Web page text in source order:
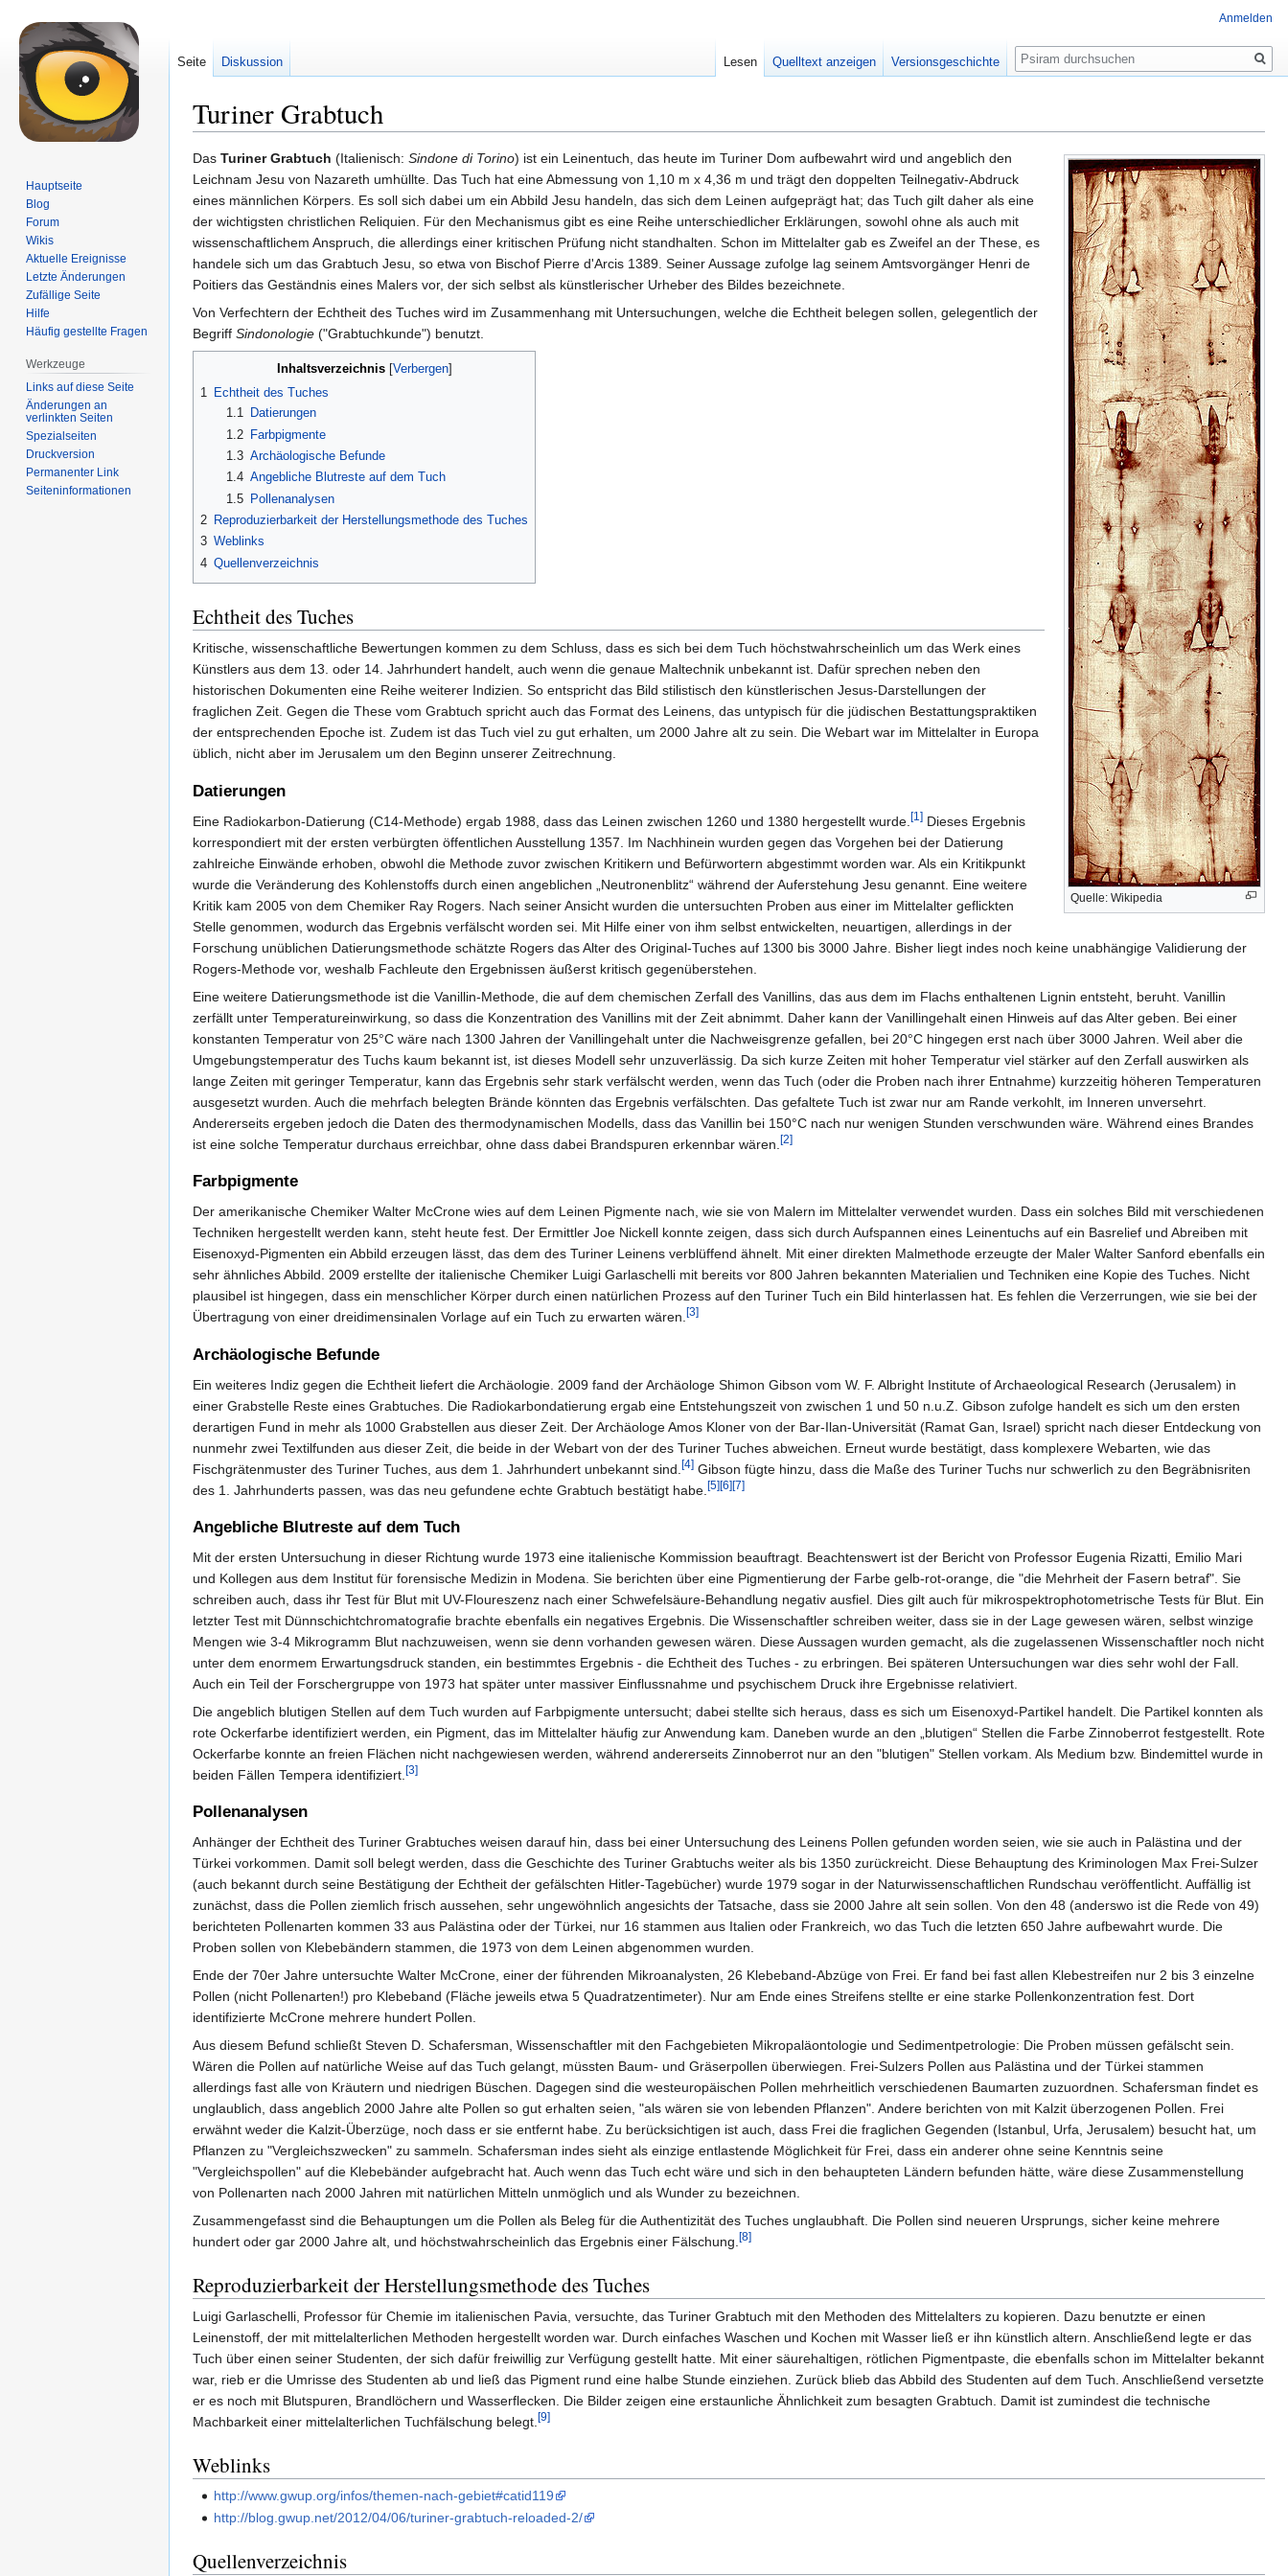
Turiner Grabtuch
Zur
Navigation
springen
Zur
Suche
springen
Quelle: Wikipedia
Das Turiner Grabtuch (Italienisch: Sindone di Torino) ist ein Leinentuch, das heute im Turiner Dom aufbewahrt wird und angeblich den
Leichnam Jesu von Nazareth umhüllte. Das Tuch hat eine Abmessung von 1,10 m x 4,36 m und trägt den doppelten Teilnegativ-Abdruck
eines männlichen Körpers. Es soll sich dabei um ein Abbild Jesu handeln, das sich dem Leinen aufgeprägt hat; das Tuch gilt daher als eine
der wichtigsten christlichen Reliquien. Für den Mechanismus gibt es eine Reihe unterschiedlicher Erklärungen, sowohl ohne als auch mit
wissenschaftlichem Anspruch, die allerdings einer kritischen Prüfung nicht standhalten. Schon im Mittelalter gab es Zweifel an der These, es
handele sich um das Grabtuch Jesu, so etwa von Bischof Pierre d'Arcis 1389. Seiner Aussage zufolge lag seinem Amtsvorgänger Henri de
Poitiers das Geständnis eines Malers vor, der sich selbst als künstlerischer Urheber des Bildes bezeichnete.
Von Verfechtern der Echtheit des Tuches wird im Zusammenhang mit Untersuchungen, welche die Echtheit belegen sollen, gelegentlich der
Begriff Sindonologie ("Grabtuchkunde") benutzt.
Inhaltsverzeichnis
1 Echtheit des Tuches
1.1
Datierungen
1.2
Farbpigmente
1.3 Archäologische Befunde
1.4 Angebliche Blutreste auf dem Tuch
1.5
Pollenanalysen
2 Reproduzierbarkeit der Herstellungsmethode des Tuches
3 Weblinks
4 Quellenverzeichnis
Echtheit des Tuches
Kritische, wissenschaftliche Bewertungen kommen zu dem Schluss, dass es sich bei dem Tuch höchstwahrscheinlich um das Werk eines
Künstlers aus dem 13. oder 14. Jahrhundert handelt, auch wenn die genaue Maltechnik unbekannt ist. Dafür sprechen neben den
historischen Dokumenten eine Reihe weiterer Indizien. So entspricht das Bild stilistisch den künstlerischen Jesus-Darstellungen der
fraglichen Zeit. Gegen die These vom Grabtuch spricht auch das Format des Leinens, das untypisch für die jüdischen Bestattungspraktiken
der entsprechenden Epoche ist. Zudem ist das Tuch viel zu gut erhalten, um 2000 Jahre alt zu sein. Die Webart war im Mittelalter in Europa
üblich, nicht aber im Jerusalem um den Beginn unserer Zeitrechnung.
Datierungen
Eine Radiokarbon-Datierung (C14-Methode) ergab 1988, dass das Leinen zwischen 1260 und 1380 hergestellt wurde. [1] Dieses Ergebnis
korrespondiert mit der ersten verbürgten öffentlichen Ausstellung 1357. Im Nachhinein wurden gegen das Vorgehen bei der Datierung
zahlreiche Einwände erhoben, obwohl die Methode zuvor zwischen Kritikern und Befürwortern abgestimmt worden war. Als ein Kritikpunkt
wurde die Veränderung des Kohlenstoffs durch einen angeblichen „Neutronenblitz“ während der Auferstehung Jesu genannt. Eine weitere
Kritik kam 2005 von dem Chemiker Ray Rogers. Nach seiner Ansicht wurden die untersuchten Proben aus einer im Mittelalter geflickten
Stelle genommen, wodurch das Ergebnis verfälscht worden sei. Mit Hilfe einer von ihm selbst entwickelten, neuartigen, allerdings in der
Forschung unüblichen Datierungsmethode schätzte Rogers das Alter des Original-Tuches auf 1300 bis 3000 Jahre. Bisher liegt indes noch keine unabhängige Validierung der
Rogers-Methode vor, weshalb Fachleute den Ergebnissen äußerst kritisch gegenüberstehen.
Eine weitere Datierungsmethode ist die Vanillin-Methode, die auf dem chemischen Zerfall des Vanillins, das aus dem im Flachs enthaltenen Lignin entsteht, beruht. Vanillin
zerfällt unter Temperatureinwirkung, so dass die Konzentration des Vanillins mit der Zeit abnimmt. Daher kann der Vanillingehalt einen Hinweis auf das Alter geben. Bei einer
konstanten Temperatur von 25°C wäre nach 1300 Jahren der Vanillingehalt unter die Nachweisgrenze gefallen, bei 20°C hingegen erst nach über 3000 Jahren. Weil aber die
Umgebungstemperatur des Tuchs kaum bekannt ist, ist dieses Modell sehr unzuverlässig. Da sich kurze Zeiten mit hoher Temperatur viel stärker auf den Zerfall auswirken als
lange Zeiten mit geringer Temperatur, kann das Ergebnis sehr stark verfälscht werden, wenn das Tuch (oder die Proben nach ihrer Entnahme) kurzzeitig höheren Temperaturen
ausgesetzt wurden. Auch die mehrfach belegten Brände könnten das Ergebnis verfälschten. Das gefaltete Tuch ist zwar nur am Rande verkohlt, im Inneren unversehrt.
Andererseits ergeben jedoch die Daten des thermodynamischen Modells, dass das Vanillin bei 150°C nach nur wenigen Stunden verschwunden wäre. Während eines Brandes
ist eine solche Temperatur durchaus erreichbar, ohne dass dabei Brandspuren erkennbar wären. [2]
Farbpigmente
Der amerikanische Chemiker Walter McCrone wies auf dem Leinen Pigmente nach, wie sie von Malern im Mittelalter verwendet wurden. Dass ein solches Bild mit verschiedenen
Techniken hergestellt werden kann, steht heute fest. Der Ermittler Joe Nickell konnte zeigen, dass sich durch Aufspannen eines Leinentuchs auf ein Basrelief und Abreiben mit
Eisenoxyd-Pigmenten ein Abbild erzeugen lässt, das dem des Turiner Leinens verblüffend ähnelt. Mit einer direkten Malmethode erzeugte der Maler Walter Sanford ebenfalls ein
sehr ähnliches Abbild. 2009 erstellte der italienische Chemiker Luigi Garlaschelli mit bereits vor 800 Jahren bekannten Materialien und Techniken eine Kopie des Tuches. Nicht
plausibel ist hingegen, dass ein menschlicher Körper durch einen natürlichen Prozess auf den Turiner Tuch ein Bild hinterlassen hat. Es fehlen die Verzerrungen, wie sie bei der
Übertragung von einer dreidimensinalen Vorlage auf ein Tuch zu erwarten wären.[3]
Archäologische Befunde
Ein weiteres Indiz gegen die Echtheit liefert die Archäologie. 2009 fand der Archäologe Shimon Gibson vom W. F. Albright Institute of Archaeological Research (Jerusalem) in
einer Grabstelle Reste eines Grabtuches. Die Radiokarbondatierung ergab eine Entstehungszeit von zwischen 1 und 50 n.u.Z. Gibson zufolge handelt es sich um den ersten
derartigen Fund in mehr als 1000 Grabstellen aus dieser Zeit. Der Archäologe Amos Kloner von der Bar-Ilan-Universität (Ramat Gan, Israel) spricht nach dieser Entdeckung von
nunmehr zwei Textilfunden aus dieser Zeit, die beide in der Webart von der des Turiner Tuches abweichen. Erneut wurde bestätigt, dass komplexere Webarten, wie das
Fischgrätenmuster des Turiner Tuches, aus dem 1. Jahrhundert unbekannt sind. [4] Gibson fügte hinzu, dass die Maße des Turiner Tuchs nur schwerlich zu den Begräbnisriten
des 1. Jahrhunderts passen, was das neu gefundene echte Grabtuch bestätigt habe. [5][6][7]
Angebliche Blutreste auf dem Tuch
Mit der ersten Untersuchung in dieser Richtung wurde 1973 eine italienische Kommission beauftragt. Beachtenswert ist der Bericht von Professor Eugenia Rizatti, Emilio Mari
und Kollegen aus dem Institut für forensische Medizin in Modena. Sie berichten über eine Pigmentierung der Farbe gelb-rot-orange, die "die Mehrheit der Fasern betraf". Sie
schreiben auch, dass ihr Test für Blut mit UV-Floureszenz nach einer Schwefelsäure-Behandlung negativ ausfiel. Dies gilt auch für mikrospektrophotometrische Tests für Blut. Ein
letzter Test mit Dünnschichtchromatografie brachte ebenfalls ein negatives Ergebnis. Die Wissenschaftler schreiben weiter, dass sie in der Lage gewesen wären, selbst winzige
Mengen wie 3-4 Mikrogramm Blut nachzuweisen, wenn sie denn vorhanden gewesen wären. Diese Aussagen wurden gemacht, als die zugelassenen Wissenschaftler noch nicht
unter dem enormem Erwartungsdruck standen, ein bestimmtes Ergebnis - die Echtheit des Tuches - zu erbringen. Bei späteren Untersuchungen war dies sehr wohl der Fall.
Auch ein Teil der Forschergruppe von 1973 hat später unter massiver Einflussnahme und psychischem Druck ihre Ergebnisse relativiert.
Die angeblich blutigen Stellen auf dem Tuch wurden auf Farbpigmente untersucht; dabei stellte sich heraus, dass es sich um Eisenoxyd-Partikel handelt. Die Partikel konnten als
rote Ockerfarbe identifiziert werden, ein Pigment, das im Mittelalter häufig zur Anwendung kam. Daneben wurde an den „blutigen“ Stellen die Farbe Zinnoberrot festgestellt. Rote
Ockerfarbe konnte an freien Flächen nicht nachgewiesen werden, während andererseits Zinnoberrot nur an den "blutigen" Stellen vorkam. Als Medium bzw. Bindemittel wurde in
beiden Fällen Tempera identifiziert. [3]
Pollenanalysen
Anhänger der Echtheit des Turiner Grabtuches weisen darauf hin, dass bei einer Untersuchung des Leinens Pollen gefunden worden seien, wie sie auch in Palästina und der
Türkei vorkommen. Damit soll belegt werden, dass die Geschichte des Turiner Grabtuchs weiter als bis 1350 zurückreicht. Diese Behauptung des Kriminologen Max Frei-Sulzer
(auch bekannt durch seine Bestätigung der Echtheit der gefälschten Hitler-Tagebücher) wurde 1979 sogar in der Naturwissenschaftlichen Rundschau veröffentlicht. Auffällig ist
zunächst, dass die Pollen ziemlich frisch aussehen, sehr ungewöhnlich angesichts der Tatsache, dass sie 2000 Jahre alt sein sollen. Von den 48 (anderswo ist die Rede von 49)
berichteten Pollenarten kommen 33 aus Palästina oder der Türkei, nur 16 stammen aus Italien oder Frankreich, wo das Tuch die letzten 650 Jahre aufbewahrt wurde. Die
Proben sollen von Klebebändern stammen, die 1973 von dem Leinen abgenommen wurden.
Ende der 70er Jahre untersuchte Walter McCrone, einer der führenden Mikroanalysten, 26 Klebeband-Abzüge von Frei. Er fand bei fast allen Klebestreifen nur 2 bis 3 einzelne
Pollen (nicht Pollenarten!) pro Klebeband (Fläche jeweils etwa 5 Quadratzentimeter). Nur am Ende eines Streifens stellte er eine starke Pollenkonzentration fest. Dort
identifizierte McCrone mehrere hundert Pollen.
Aus diesem Befund schließt Steven D. Schafersman, Wissenschaftler mit den Fachgebieten Mikropaläontologie und Sedimentpetrologie: Die Proben müssen gefälscht sein.
Wären die Pollen auf natürliche Weise auf das Tuch gelangt, müssten Baum- und Gräserpollen überwiegen. Frei-Sulzers Pollen aus Palästina und der Türkei stammen
allerdings fast alle von Kräutern und niedrigen Büschen. Dagegen sind die westeuropäischen Pollen mehrheitlich verschiedenen Baumarten zuzuordnen. Schafersman findet es
unglaublich, dass angeblich 2000 Jahre alte Pollen so gut erhalten seien, "als wären sie von lebenden Pflanzen". Andere berichten von mit Kalzit überzogenen Pollen. Frei
erwähnt weder die Kalzit-Überzüge, noch dass er sie entfernt habe. Zu berücksichtigen ist auch, dass Frei die fraglichen Gegenden (Istanbul, Urfa, Jerusalem) besucht hat, um
Pflanzen zu "Vergleichszwecken" zu sammeln. Schafersman indes sieht als einzige entlastende Möglichkeit für Frei, dass ein anderer ohne seine Kenntnis seine
"Vergleichspollen" auf die Klebebänder aufgebracht hat. Auch wenn das Tuch echt wäre und sich in den behaupteten Ländern befunden hätte, wäre diese Zusammenstellung
von Pollenarten nach 2000 Jahren mit natürlichen Mitteln unmöglich und als Wunder zu bezeichnen.
Zusammengefasst sind die Behauptungen um die Pollen als Beleg für die Authentizität des Tuches unglaubhaft. Die Pollen sind neueren Ursprungs, sicher keine mehrere
hundert oder gar 2000 Jahre alt, und höchstwahrscheinlich das Ergebnis einer Fälschung.[8]
Reproduzierbarkeit der Herstellungsmethode des Tuches
Luigi Garlaschelli, Professor für Chemie im italienischen Pavia, versuchte, das Turiner Grabtuch mit den Methoden des Mittelalters zu kopieren. Dazu benutzte er einen
Leinenstoff, der mit mittelalterlichen Methoden hergestellt worden war. Durch einfaches Waschen und Kochen mit Wasser ließ er ihn künstlich altern. Anschließend legte er das
Tuch über einen seiner Studenten, der sich dafür freiwillig zur Verfügung gestellt hatte. Mit einer säurehaltigen, rötlichen Pigmentpaste, die ebenfalls schon im Mittelalter bekannt
war, rieb er die Umrisse des Studenten ab und ließ das Pigment rund eine halbe Stunde einziehen. Zurück blieb das Abbild des Studenten auf dem Tuch. Anschließend versetzte
er es noch mit Blutspuren, Brandlöchern und Wasserflecken. Die Bilder zeigen eine erstaunliche Ähnlichkeit zum besagten Grabtuch. Damit ist zumindest die technische
Machbarkeit einer mittelalterlichen Tuchfälschung belegt.[9]
Weblinks
http://www.gwup.org/infos/themen-nach-gebiet#catid119
http://blog.gwup.net/2012/04/06/turiner-grabtuch-reloaded-2/
Quellenverzeichnis
Anmelden
Seite Diskussion Lesen Quelltext anzeigen Versionsgeschichte
Suche
Hauptseite
Blog
Forum
Wikis
Aktuelle Ereignisse
Letzte Änderungen
Zufällige Seite
Hilfe
Häufig gestellte Fragen
Werkzeuge
Links auf diese Seite
Änderungen an
verlinkten Seiten
Spezialseiten
Druckversion
Permanenter Link
Seiten­informationen